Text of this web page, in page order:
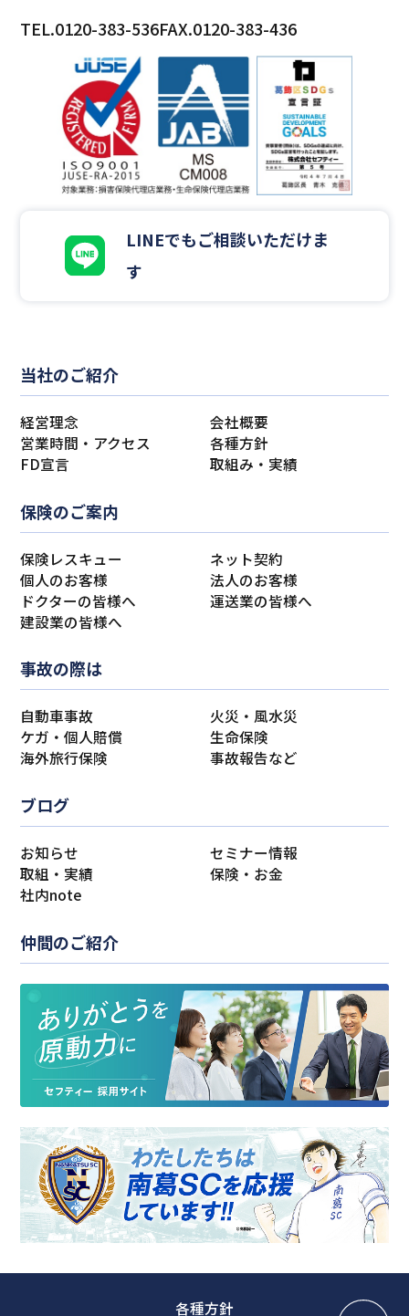
TEL.0120-383-536FAX.0120-383-436
LINEでもご相談いただけま
す
当社のご紹介
経営理念
会社概要
営業時間・アクセス
各種方針
FD宣言
取組み・実績
保険のご案内
保険レスキュー
ネット契約
個人のお客様
法人のお客様
ドクターの皆様へ
運送業の皆様へ
建設業の皆様へ
事故の際は
自動車事故
火災・風水災
ケガ・個人賠償
生命保険
海外旅行保険
事故報告など
ブログ
お知らせ
セミナー情報
取組・実績
保険・お金
社内note
仲間のご紹介
各種方針